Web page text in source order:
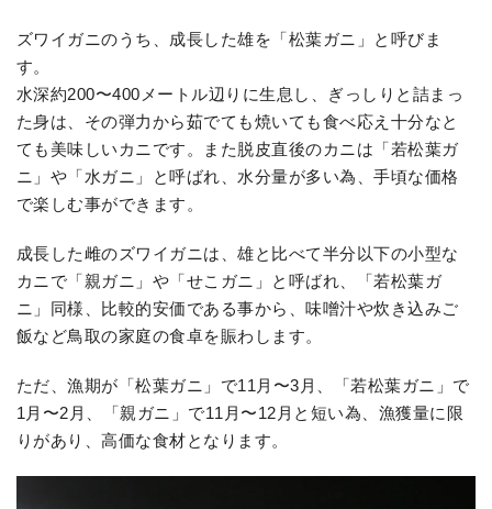
ズワイガニのうち、成長した雄を「松葉ガニ」と呼びま
す。
水深約200〜400メートル辺りに生息し、ぎっしりと詰まっ
た身は、その弾力から茹でても焼いても食べ応え十分なと
ても美味しいカニです。また脱皮直後のカニは「若松葉ガ
ニ」や「水ガニ」と呼ばれ、水分量が多い為、手頃な価格
で楽しむ事ができます。
成長した雌のズワイガニは、雄と比べて半分以下の小型な
カニで「親ガニ」や「せこガニ」と呼ばれ、「若松葉ガ
ニ」同様、比較的安価である事から、味噌汁や炊き込みご
飯など鳥取の家庭の食卓を賑わします。
ただ、漁期が「松葉ガニ」で11月〜3月、「若松葉ガニ」で
1月〜2月、「親ガニ」で11月〜12月と短い為、漁獲量に限
りがあり、高価な食材となります。